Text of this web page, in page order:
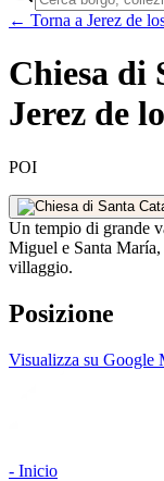
← Torna a Jerez de
Chiesa di
Jerez de
POI
Un tempio di grande
Miguel e Santa
villaggio.
Posizione
Visualizza su Google
- Inicio